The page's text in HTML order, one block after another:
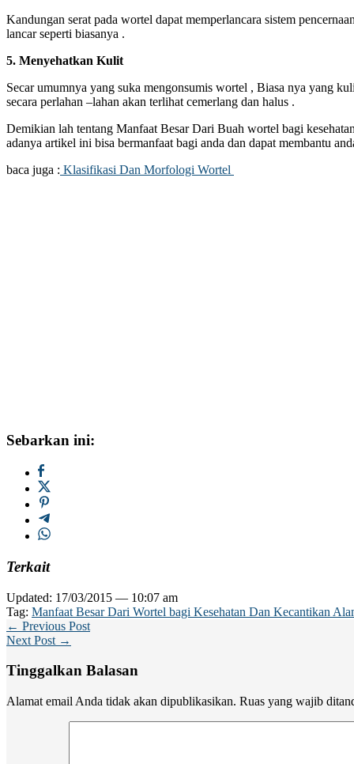
Kandungan serat pada wortel dapat memperlancara sistem
lancar seperti biasanya .
5. Menyehatkan Kulit
Secar umumnya yang suka mengonsumis wortel , Biasa nya yang
secara perlahan –lahan akan terlihat cemerlang dan halus .
Demikian lah tentang Manfaat Besar Dari Buah wortel bagi
adanya artikel ini bisa bermanfaat bagi anda dan dapat membantu
baca juga : Klasifikasi Dan Morfologi Wortel
Sebarkan ini:
Terkait
Updated: 17/03/2015 — 10:07 am
Tag: Manfaat Besar Dari Wortel bagi Kesehatan Dan Kecantikan
← Previous Post
Next Post →
Tinggalkan Balasan
Alamat email Anda tidak akan dipublikasikan. Ruas yang wajib